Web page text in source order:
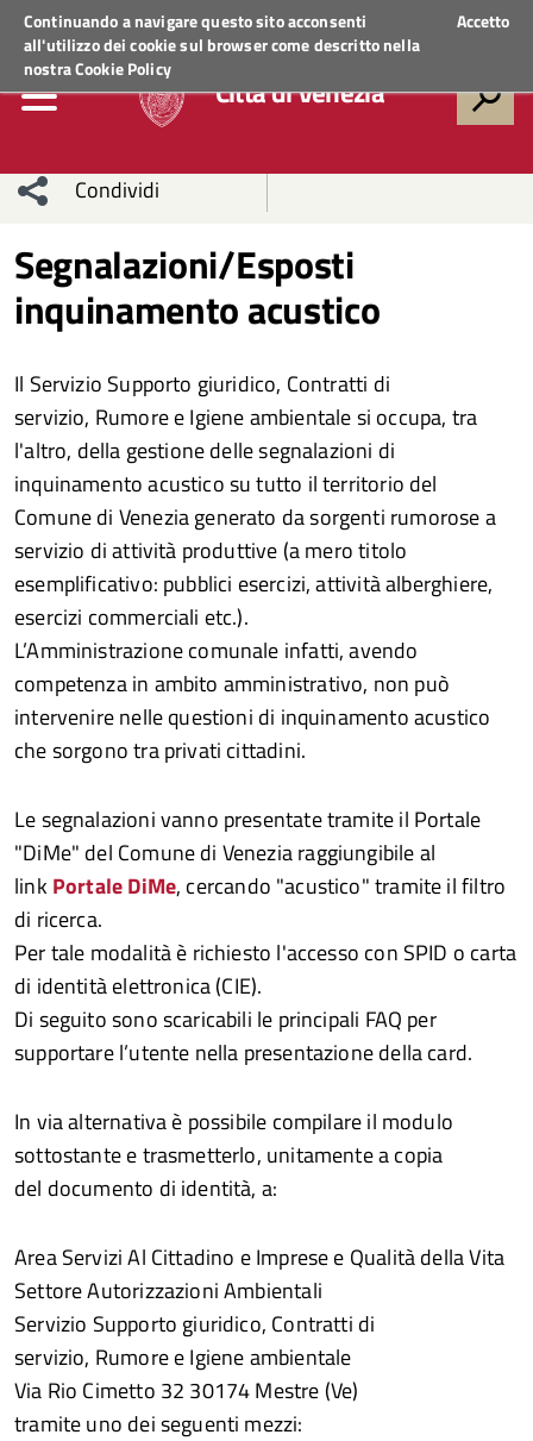
Continuando a navigare questo sito acconsenti
all'utilizzo dei cookie sul browser come descritto nella
nostraCookie Policy
Accetto
Regione VenetoACCEDI AI SERVIZI
Città di Venezia
Condividi
sui social
network
Condividi
Condividi
su
Facebook
Condividi
su
Twitter
Condividi
su
Facebook
Condividi
su
Whatsapp
Segnalazioni/Esposti
inquinamento acustico
Il Servizio Supporto giuridico, Contratti di
servizio, Rumore e Igiene ambientale si occupa, tra
l'altro, della gestione delle segnalazioni di
inquinamento acustico su tutto il territorio del
Comune di Venezia generato da sorgenti rumorose a
servizio di attività produttive (a mero titolo
esemplificativo: pubblici esercizi, attività alberghiere,
esercizi commerciali etc.).
L’Amministrazione comunale infatti, avendo
competenza in ambito amministrativo, non può
intervenire nelle questioni di inquinamento acustico
che sorgono tra privati cittadini.
Le segnalazioni vanno presentate tramite il Portale
"DiMe" del Comune di Venezia raggiungibile al
link Portale DiMe, cercando "acustico" tramite il filtro
di ricerca.
Per tale modalità è richiesto l'accesso con SPID o carta
di identità elettronica (CIE).
Di seguito sono scaricabili le principali FAQ per
supportare l’utente nella presentazione della card.
In via alternativa è possibile compilare il modulo
sottostante e trasmetterlo, unitamente a copia
del documento di identità, a:
Area Servizi Al Cittadino e Imprese e Qualità della Vita
Settore Autorizzazioni Ambientali
Servizio Supporto giuridico, Contratti di
servizio, Rumore e Igiene ambientale
Via Rio Cimetto 32 30174 Mestre (Ve)
tramite uno dei seguenti mezzi: